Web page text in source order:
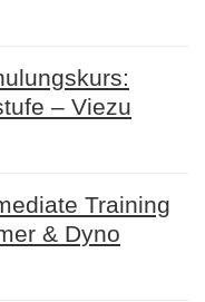
– Viezu
Training
& Dyno